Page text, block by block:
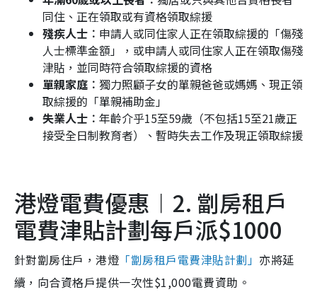
同住、正在領取或有資格領取綜援
殘疾人士︰ 申請人或同住家人正在領取綜援的「傷殘
人士標準金額」，或申請人或同住家人正在領取傷殘
津貼，並同時符合領取綜援的資格
單親家庭︰ 獨力照顧子女的單親爸爸或媽媽、現正領
取綜援的「單親補助金」
失業人士︰ 年齡介乎15至59歲（不包括15至21歲正
接受全日制教育者）、暫時失去工作及現正領取綜援
港燈電費優惠︱2. 劏房租戶
電費津貼計劃每戶派$1000
針對劏房住戶，港燈 「劏房租戶電費津貼計劃」 亦將延
續，向合資格戶提供一次性$1,000電費資助。